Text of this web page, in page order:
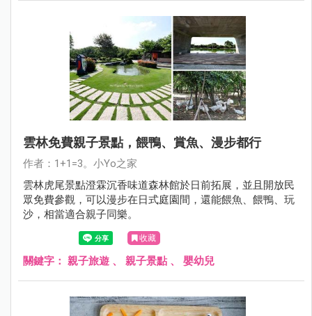
雲林免費親子景點，餵鴨、賞魚、漫步都行
作者：1+1=3。小Yo之家
雲林虎尾景點澄霖沉香味道森林館於日前拓展，並且開放民
眾免費參觀，可以漫步在日式庭園間，還能餵魚、餵鴨、玩
沙，相當適合親子同樂。
收藏
關鍵字： 親子旅遊 、 親子景點 、 嬰幼兒